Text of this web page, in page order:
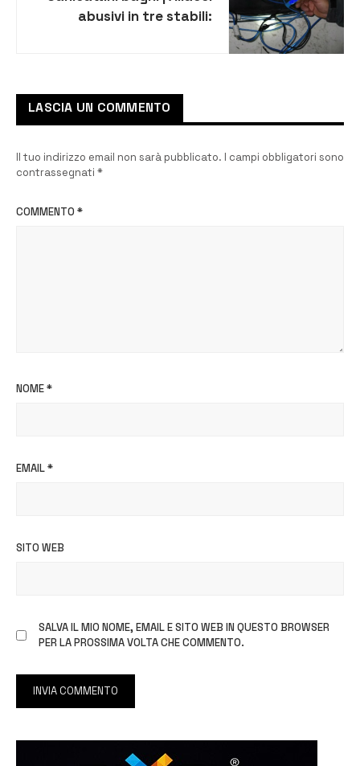
abusivi in tre stabili:
LASCIA UN COMMENTO
Il tuo indirizzo email non sarà pubblicato. I campi obbligatori sono
contrassegnati *
COMMENTO *
NOME*
EMAIL*
SITO WEB
SALVA IL MIO NOME, EMAIL E SITO WEB IN QUESTO BROWSER
PER LA PROSSIMA VOLTA CHE COMMENTO.